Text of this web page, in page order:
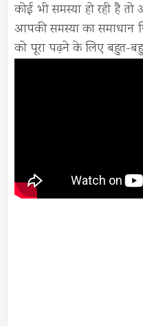
कोई भी समस्या हो रही है
आपकी समस्या का समाधान
को पूरा पढ़ने के लिए बहुत-